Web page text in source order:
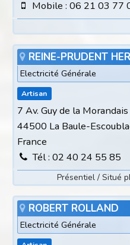
Mobile : 06 21 03 77
REINE-PRUDENT
Electricité Générale
Artisan
7 Av. Guy de la Morandais
44500 La Baule-
France
Tél : 02 40 24 55 85
Présentiel / Situé
ROBERT ROLLAND
Electricité Générale